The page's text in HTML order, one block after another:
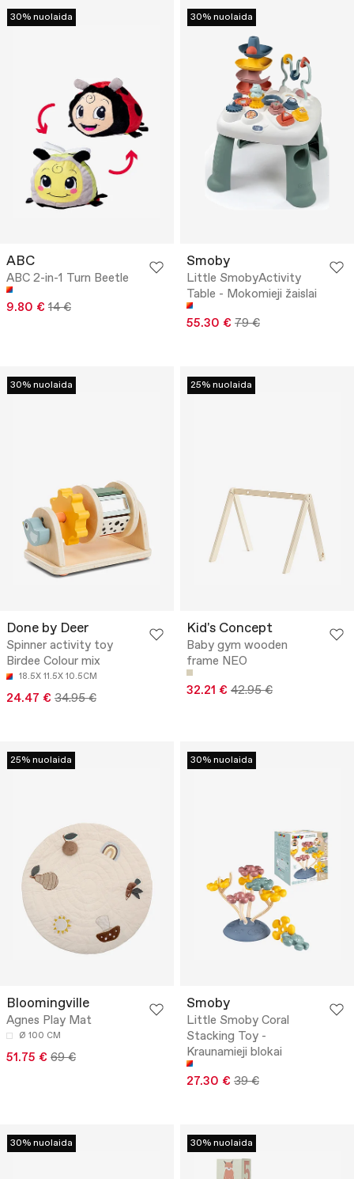
30% nuolaida
ABC
ABC 2-in-1 Turn Beetle
9.80 € 14 €
30% nuolaida
Smoby
Little SmobyActivity
Table - Mokomieji žaislai
55.30 € 79 €
30% nuolaida
Done by Deer
Spinner activity toy
Birdee Colour mix
18.5X 11.5X 10.5CM
24.47 € 34.95 €
25% nuolaida
Kid's Concept
Baby gym wooden
frame NEO
32.21 € 42.95 €
25% nuolaida
Bloomingville
Agnes Play Mat
Ø 100 CM
51.75 € 69 €
30% nuolaida
Smoby
Little Smoby Coral
Stacking Toy -
Kraunamieji blokai
27.30 € 39 €
30% nuolaida 30% nuolaida